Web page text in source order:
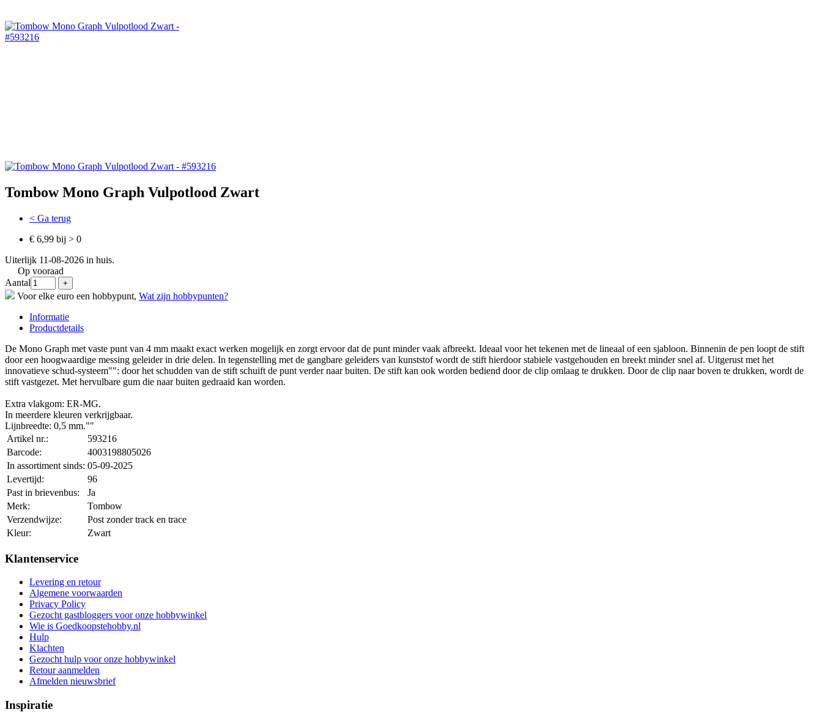
Tombow Mono Graph Vulpotlood Zwart
< Ga terug
€ 6,99 bij > 0
Uiterlijk 11-08-2026 in huis.
Op vooraad
Aantal
Voor elke euro een hobbypunt, Wat zijn hobbypunten?
Informatie
Productdetails
De Mono Graph met vaste punt van 4 mm maakt exact werken mogelijk en zorgt ervoor dat de punt minder vaak afbreekt. Ideaal voor het tekenen met de lineaal of een sjabloon. Binnenin de pen loopt de stift
door een hoogwaardige messing geleider in drie delen. In tegenstelling met de gangbare geleiders van kunststof wordt de stift hierdoor stabiele vastgehouden en breekt minder snel af. Uitgerust met het
innovatieve schud-systeem"": door het schudden van de stift schuift de punt verder naar buiten. De stift kan ook worden bediend door de clip omlaag te drukken. Door de clip naar boven te drukken, wordt de
stift vastgezet. Met hervulbare gum die naar buiten gedraaid kan worden.
Extra vlakgom: ER-MG.
In meerdere kleuren verkrijgbaar.
Lijnbreedte: 0,5 mm.""
Artikel nr.:
593216
Barcode:
4003198805026
In assortiment sinds: 05-09-2025
Levertijd:
96
Past in brievenbus:
Ja
Merk:
Tombow
Verzendwijze:
Post zonder track en trace
Kleur:
Zwart
Klantenservice
Levering en retour
Algemene voorwaarden
Privacy Policy
Gezocht gastbloggers voor onze hobbywinkel
Wie is Goedkoopstehobby.nl
Hulp
Klachten
Gezocht hulp voor onze hobbywinkel
Retour aanmelden
Afmelden nieuwsbrief
Inspiratie